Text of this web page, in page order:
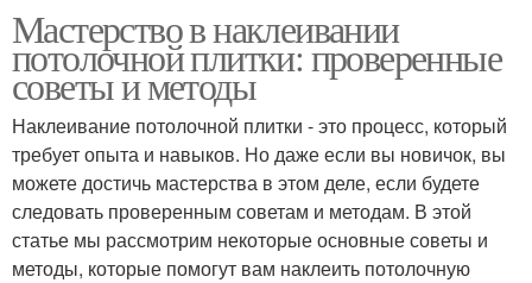
Мастерство в наклеивании
потолочной плитки: проверенные
советы и методы
Наклеивание потолочной плитки - это процесс, который
требует опыта и навыков. Но даже если вы новичок, вы
можете достичь мастерства в этом деле, если будете
следовать проверенным советам и методам. В этой
статье мы рассмотрим некоторые основные советы и
методы, которые помогут вам наклеить потолочную